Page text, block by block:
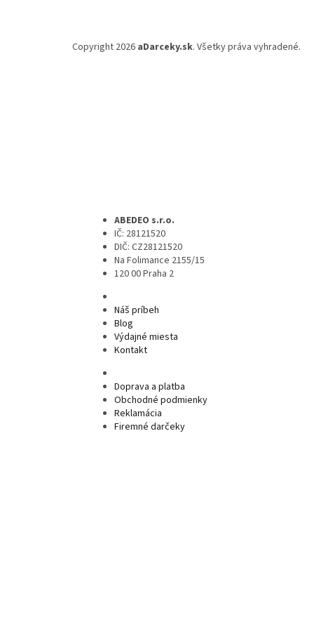
Copyright 2026 aDarceky.sk. Všetky práva vyhradené.
ABEDEO s.r.o.
IČ: 28121520
DIČ: CZ28121520
Na Folimance 2155/15
120 00 Praha 2
Náš príbeh
Blog
Výdajné miesta
Kontakt
Doprava a platba
Obchodné podmienky
Reklamácia
Firemné darčeky